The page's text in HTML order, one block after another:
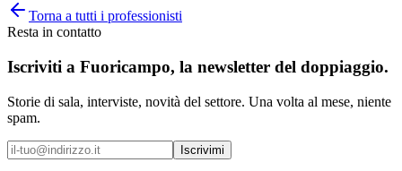
Torna a tutti i professionisti
Resta in contatto
Iscriviti a Fuoricampo, la newsletter del doppiaggio.
Storie di sala, interviste, novità del settore. Una volta al mese, niente
spam.
Iscrivimi